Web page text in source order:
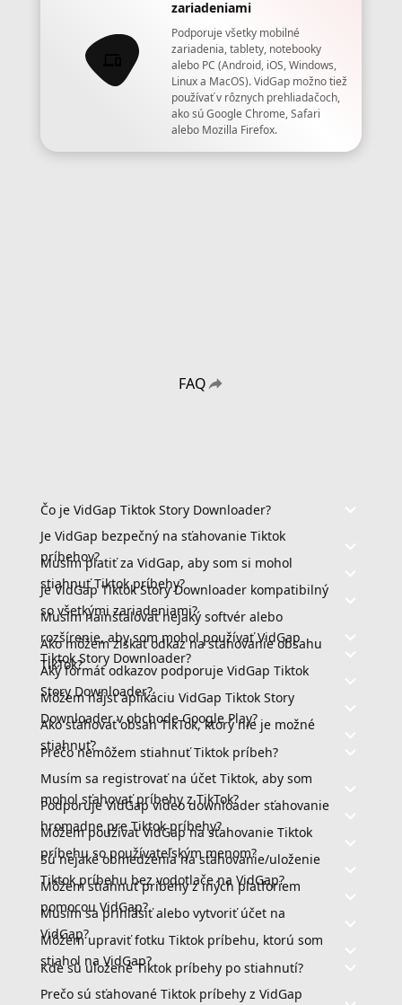
zariadeniami
Podporuje všetky mobilné
zariadenia, tablety, notebooky
alebo PC (Android, iOS, Windows,
Linux a MacOS). VidGap možno tiež
používať v rôznych prehliadačoch,
ako sú Google Chrome, Safari
alebo Mozilla Firefox.
FAQ
Čo je VidGap Tiktok Story Downloader?
Je VidGap bezpečný na sťahovanie Tiktok
príbehov?
Musím platiť za VidGap, aby som si mohol
stiahnuť Tiktok príbehy?
Je VidGap Tiktok Story Downloader kompatibilný
so všetkými zariadeniami?
Musím nainštalovať nejaký softvér alebo
rozšírenie, aby som mohol používať VidGap
Tiktok Story Downloader?
Ako môžem získať odkaz na sťahovanie obsahu
TikTok?
Aký formát odkazov podporuje VidGap Tiktok
Story Downloader?
Môžem nájsť aplikáciu VidGap Tiktok Story
Downloader v obchode Google Play?
Ako sťahovať obsah TikTok, ktorý nie je možné
stiahnuť?
Prečo nemôžem stiahnuť Tiktok príbeh?
Musím sa registrovať na účet Tiktok, aby som
mohol sťahovať príbehy z TikTok?
Podporuje VidGap video downloader sťahovanie
hromadne pre Tiktok príbehy?
Môžem používať VidGap na sťahovanie Tiktok
príbehu so používateľským menom?
Sú nejaké obmedzenia na sťahovanie/uloženie
Tiktok príbehu bez vodotlače na VidGap?
Môžem stiahnuť príbehy z iných platforiem
pomocou VidGap?
Musím sa prihlásiť alebo vytvoriť účet na
VidGap?
Môžem upraviť fotku Tiktok príbehu, ktorú som
stiahol na VidGap?
Kde sú uložené Tiktok príbehy po stiahnutí?
Prečo sú sťahované Tiktok príbehy z VidGap